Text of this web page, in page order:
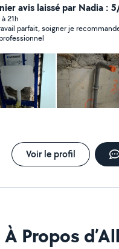
WC suspendu,
radiateurs, réseaux PER
de bain et entretien
gratuit et conseils
avis laissé par Nadia :
21h
parfait, soigner je
Voir le profil
À Propos